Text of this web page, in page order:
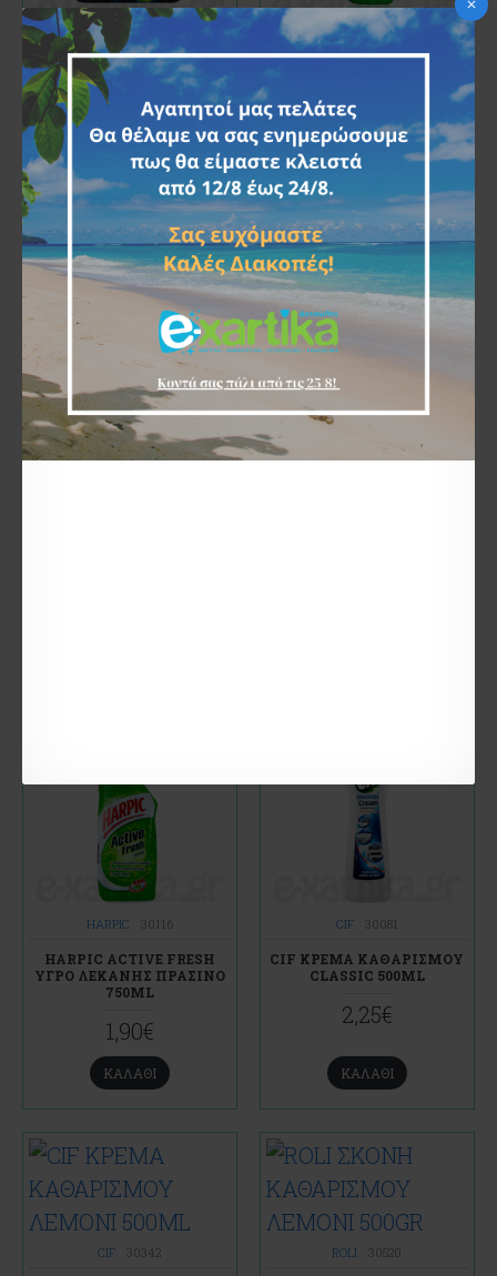
KLINEX 30596
KLINEX WC MAGIC BLOCK
ΠΡΑΣΙΝΟ ΛΕΜΟΝΙ 55GR
2,10€
ΚΑΛΆΘΙ
QUESTO 30010
ΛΕΚΑΝΗΣ ΠΡΑΣΙΝΟ ΜΕ
ΑΡΩΜΑ ΠΕΥΚΟ 750ML
1,20€
ΚΑΛΆΘΙ
HARPIC 30116
HARPIC ACTIVE FRESH
ΥΓΡΟ ΛΕΚΑΝΗΣ ΠΡΑΣΙΝΟ
750ML
1,90€
ΚΑΛΆΘΙ
CIF 30081
CIF ΚΡΕΜΑ ΚΑΘΑΡΙΣΜΟΥ
CLASSIC 500ML
2,25€
ΚΑΛΆΘΙ
CIF 30342 ROLI 30520